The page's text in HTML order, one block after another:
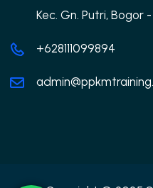
Kec. Gn. Putri, Bogor -
+628111099894